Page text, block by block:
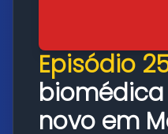
Episódio
novo em